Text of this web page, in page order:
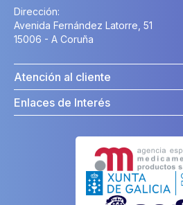
Dirección:
Avenida Fernández Latorre, 51
15006 - A Coruña
Atención al cliente
Enlaces de Interés